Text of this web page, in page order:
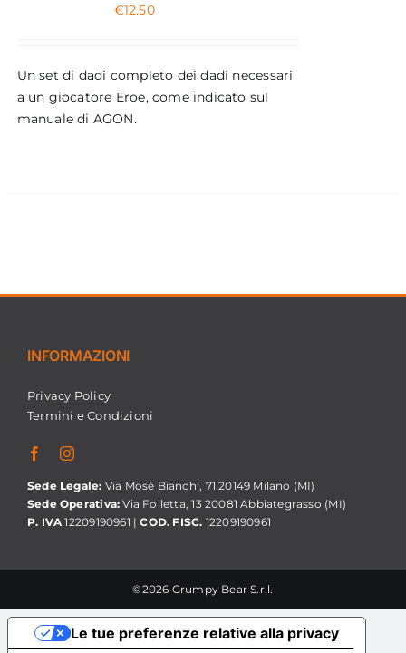
€12.50
Un set di dadi completo dei dadi necessari
a un giocatore Eroe, come indicato sul
manuale di AGON.
INFORMAZIONI
Privacy Policy
Termini e Condizioni
Sede Legale: Via Mosè Bianchi, 71 20149 Milano (MI)
Sede Operativa: Via Folletta, 13 20081 Abbiategrasso (MI)
P. IVA 12209190961 |COD. FISC. 12209190961
©2026 Grumpy Bear S.r.l.
Le tue preferenze relative alla privacy